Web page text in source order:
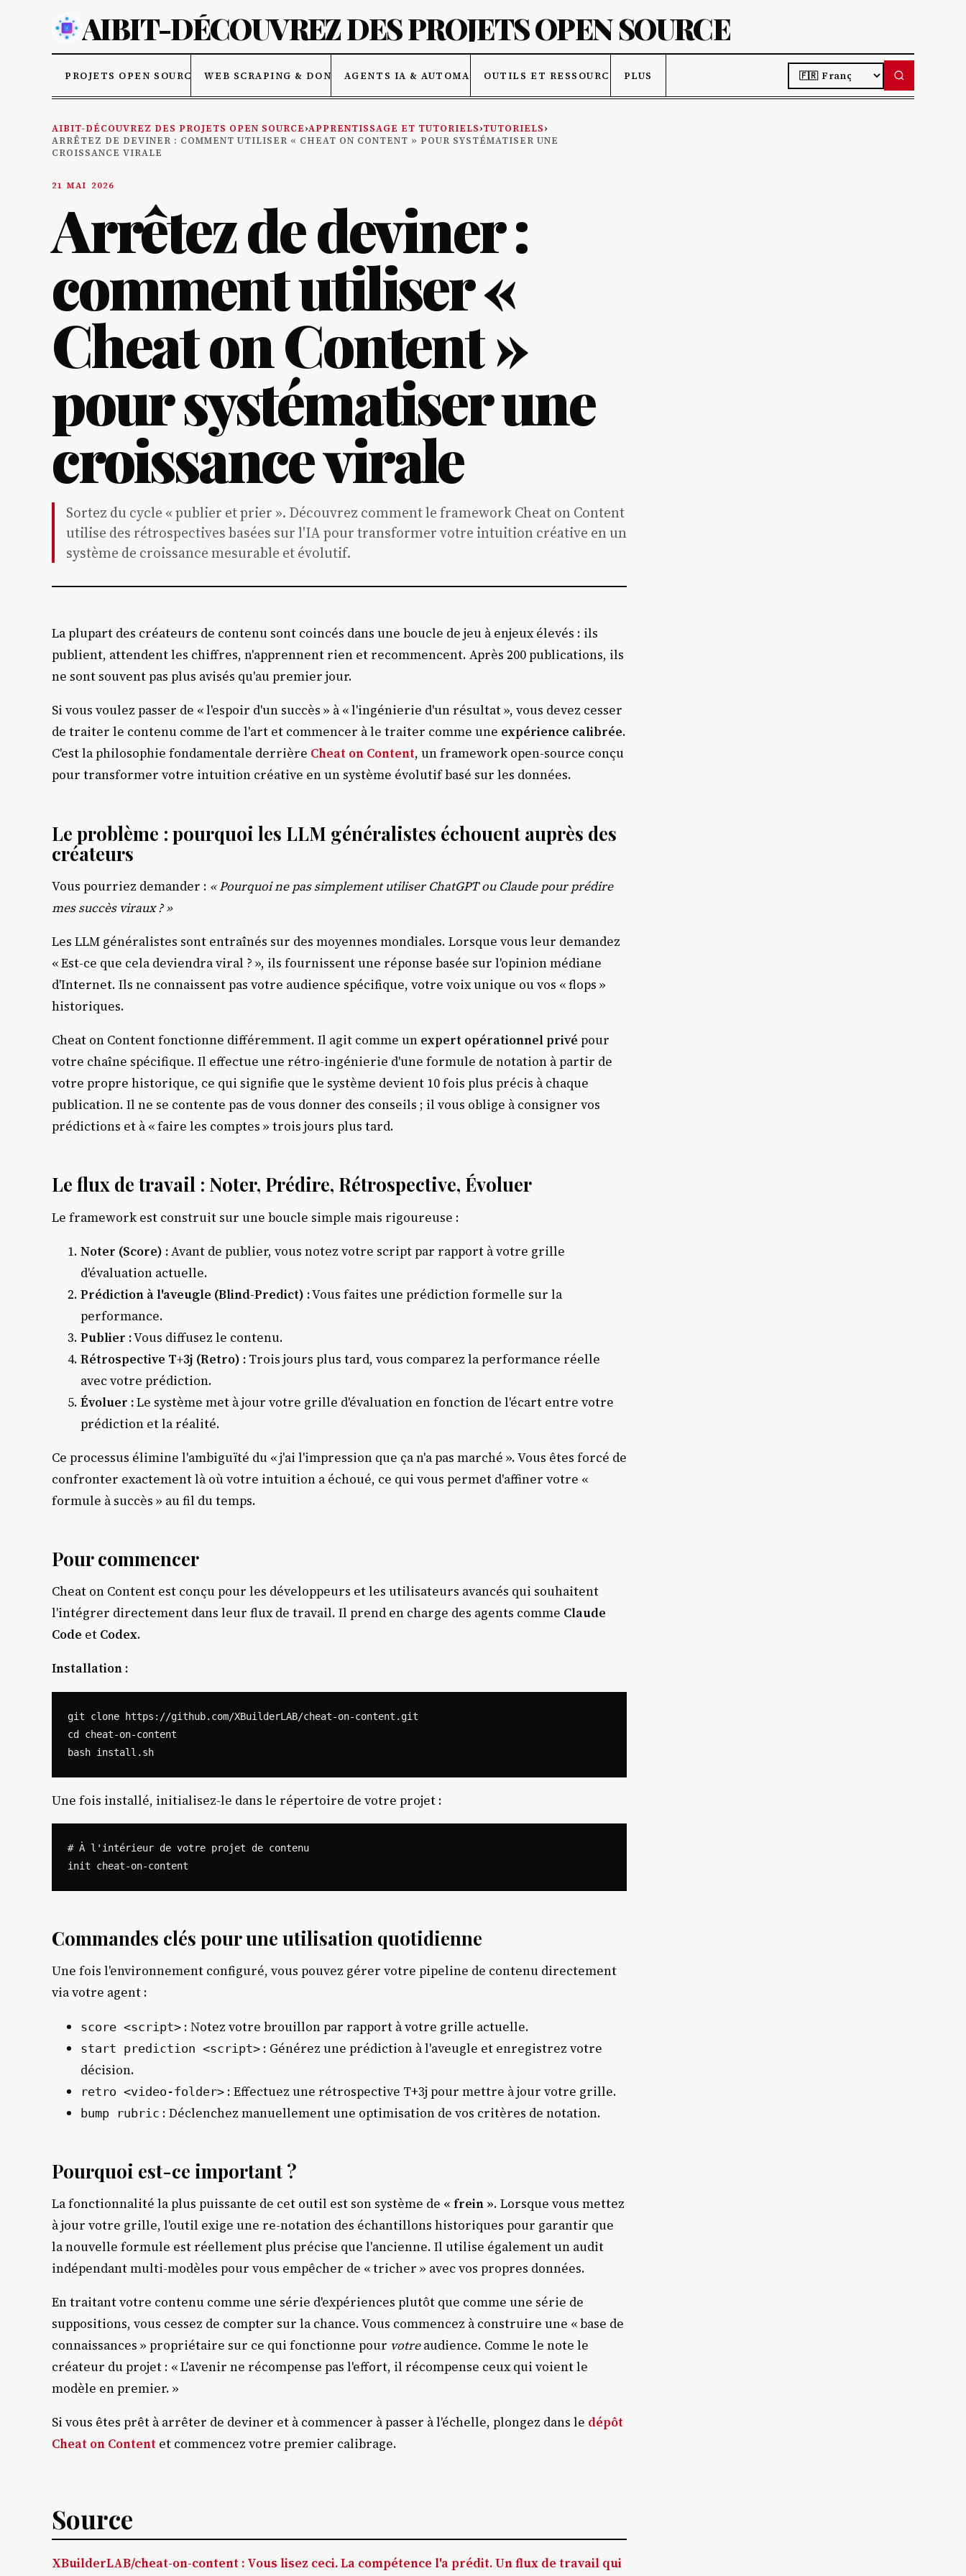
AIBIT-DÉCOUVREZ DES PROJETS OPEN SOURCE
PROJETS OPEN SOURCE WEB SCRAPING & DONNÉESAGENTS IA & AUTOMATISATIONOUTILS ET RESSOURCES IA
PLUS
LANGUAGE
AIBIT-DÉCOUVREZ DES PROJETS OPEN SOURCE›APPRENTISSAGE ET TUTORIELS›TUTORIELS›
ARRÊTEZ DE DEVINER : COMMENT UTILISER « CHEAT ON CONTENT » POUR SYSTÉMATISER UNE
CROISSANCE VIRALE
21 MAI 2026
Arrêtez de deviner :
comment utiliser «
Cheat on Content »
pour systématiser une
croissance virale
Sortez du cycle « publier et prier ». Découvrez comment le framework Cheat on Content
utilise des rétrospectives basées sur l'IA pour transformer votre intuition créative en un
système de croissance mesurable et évolutif.
La plupart des créateurs de contenu sont coincés dans une boucle de jeu à enjeux élevés : ils
publient, attendent les chiffres, n'apprennent rien et recommencent. Après 200 publications, ils
ne sont souvent pas plus avisés qu'au premier jour.
Si vous voulez passer de « l'espoir d'un succès » à « l'ingénierie d'un résultat », vous devez cesser
de traiter le contenu comme de l'art et commencer à le traiter comme une expérience calibrée.
C'est la philosophie fondamentale derrière Cheat on Content, un framework open-source conçu
pour transformer votre intuition créative en un système évolutif basé sur les données.
Le problème : pourquoi les LLM généralistes échouent auprès des
créateurs
Vous pourriez demander : « Pourquoi ne pas simplement utiliser ChatGPT ou Claude pour prédire
mes succès viraux ? »
Les LLM généralistes sont entraînés sur des moyennes mondiales. Lorsque vous leur demandez
« Est-ce que cela deviendra viral ? », ils fournissent une réponse basée sur l'opinion médiane
d'Internet. Ils ne connaissent pas votre audience spécifique, votre voix unique ou vos « flops »
historiques.
Cheat on Content fonctionne différemment. Il agit comme un expert opérationnel privé pour
votre chaîne spécifique. Il effectue une rétro-ingénierie d'une formule de notation à partir de
votre propre historique, ce qui signifie que le système devient 10 fois plus précis à chaque
publication. Il ne se contente pas de vous donner des conseils ; il vous oblige à consigner vos
prédictions et à « faire les comptes » trois jours plus tard.
Le flux de travail : Noter, Prédire, Rétrospective, Évoluer
Le framework est construit sur une boucle simple mais rigoureuse :
Noter (Score) :Avant de publier, vous notez votre script par rapport à votre grille
d'évaluation actuelle.
Prédiction à l'aveugle (Blind-Predict) :Vous faites une prédiction formelle sur la
performance.
Publier :Vous diffusez le contenu.
Rétrospective T+3j (Retro) : Trois jours plus tard, vous comparez la performance réelle
avec votre prédiction.
Évoluer :Le système met à jour votre grille d'évaluation en fonction de l'écart entre votre
prédiction et la réalité.
Ce processus élimine l'ambiguïté du « j'ai l'impression que ça n'a pas marché ». Vous êtes forcé de
confronter exactement là où votre intuition a échoué, ce qui vous permet d'affiner votre «
formule à succès » au fil du temps.
Pour commencer
Cheat on Content est conçu pour les développeurs et les utilisateurs avancés qui souhaitent
l'intégrer directement dans leur flux de travail. Il prend en charge des agents comme Claude
Code et Codex.
Installation :
git clone https://github.com/XBuilderLAB/cheat-on-content.git
cd cheat-on-content
Une fois installé, initialisez-le dans le répertoire de votre projet :
# À l'intérieur de votre projet de contenu
Commandes clés pour une utilisation quotidienne
Une fois l'environnement configuré, vous pouvez gérer votre pipeline de contenu directement
via votre agent :
score <script> : Notez votre brouillon par rapport à votre grille actuelle.
start prediction <script> : Générez une prédiction à l'aveugle et enregistrez votre
décision.
retro <video-folder> : Effectuez une rétrospective T+3j pour mettre à jour votre grille.
bump rubric : Déclenchez manuellement une optimisation de vos critères de notation.
Pourquoi est-ce important ?
La fonctionnalité la plus puissante de cet outil est son système de « frein ». Lorsque vous mettez
à jour votre grille, l'outil exige une re-notation des échantillons historiques pour garantir que
la nouvelle formule est réellement plus précise que l'ancienne. Il utilise également un audit
indépendant multi-modèles pour vous empêcher de « tricher » avec vos propres données.
En traitant votre contenu comme une série d'expériences plutôt que comme une série de
suppositions, vous cessez de compter sur la chance. Vous commencez à construire une « base de
connaissances » propriétaire sur ce qui fonctionne pour votreaudience. Comme le note le
créateur du projet : « L'avenir ne récompense pas l'effort, il récompense ceux qui voient le
modèle en premier. »
Si vous êtes prêt à arrêter de deviner et à commencer à passer à l'échelle, plongez dans le dépôt
Cheat on Content et commencez votre premier calibrage.
Source
XBuilderLAB/cheat-on-content : Vous lisez ceci. La compétence l'a prédit. Un flux de travail qui